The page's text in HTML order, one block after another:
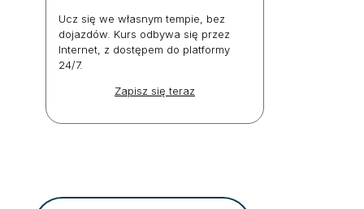
Ucz się we własnym tempie, bez
dojazdów. Kurs odbywa się przez
Internet, z dostępem do platformy
24/7.
Zapisz się teraz